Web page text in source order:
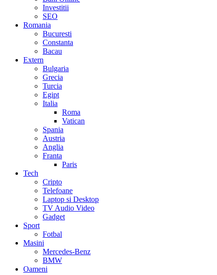
Investitii
SEO
Romania
Bucuresti
Constanta
Bacau
Extern
Bulgaria
Grecia
Turcia
Egipt
Italia
Roma
Vatican
Spania
Austria
Anglia
Franta
Paris
Tech
Cripto
Telefoane
Laptop si Desktop
TV Audio Video
Gadget
Sport
Fotbal
Masini
Mercedes-Benz
BMW
Oameni